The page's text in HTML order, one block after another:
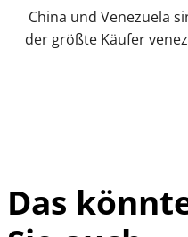
China und Venezuela
der größte Käufer
Das